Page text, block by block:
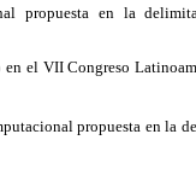
propuesta en la
en el VII Congreso
propuesta en la